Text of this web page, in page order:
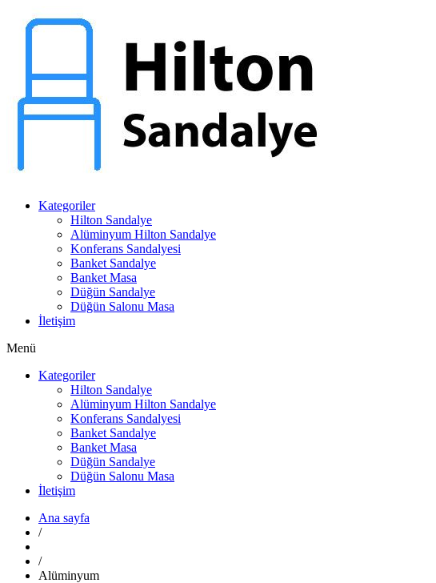
Kategoriler
Hilton Sandalye
Alüminyum Hilton Sandalye
Konferans Sandalyesi
Banket Sandalye
Banket Masa
Düğün Sandalye
Düğün Salonu Masa
İletişim
Menü
Kategoriler
Hilton Sandalye
Alüminyum Hilton Sandalye
Konferans Sandalyesi
Banket Sandalye
Banket Masa
Düğün Sandalye
Düğün Salonu Masa
İletişim
Ana sayfa
/
/
Alüminyum